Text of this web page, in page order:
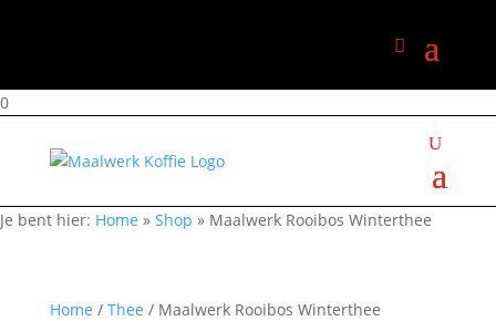
0
Je bent hier: Home » Shop » Maalwerk Rooibos Winterthee
Home / Thee / Maalwerk Rooibos Winterthee